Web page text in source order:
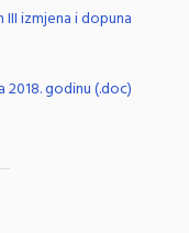
izmjena i dopuna
2018. godinu (.doc)